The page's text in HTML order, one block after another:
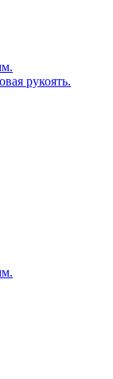
рукоять.